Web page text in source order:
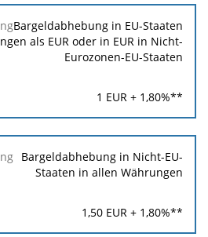
Bargeldabhebung in EU-Staaten
als EUR oder in EUR in Nicht-
Eurozonen-EU-Staaten
1 EUR + 1,80%**
Bargeldabhebung in Nicht-EU-
Staaten in allen Währungen
1,50 EUR + 1,80%**